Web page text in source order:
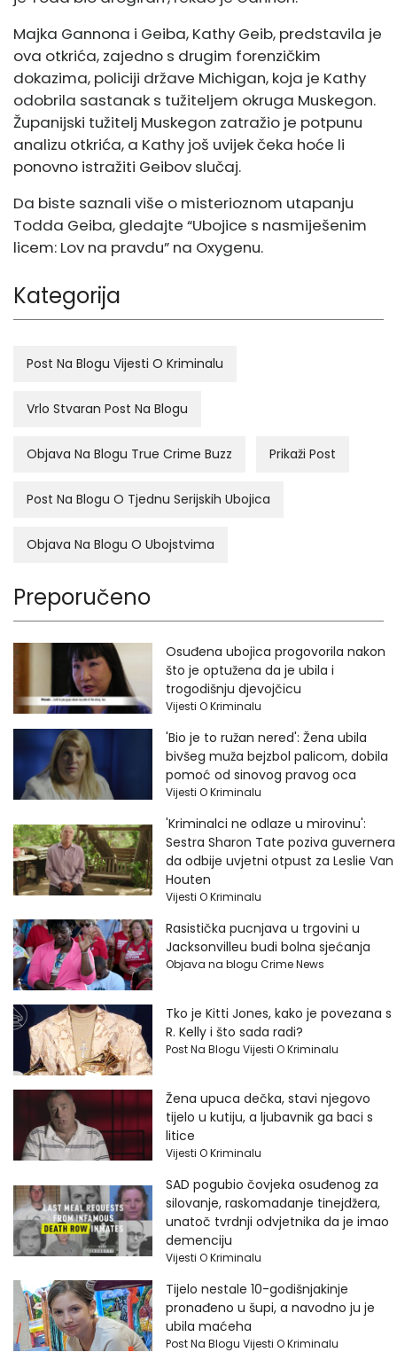
Majka Gannona i Geiba, Kathy Geib, predstavila je
ova otkrića, zajedno s drugim forenzičkim
dokazima, policiji države Michigan, koja je Kathy
odobrila sastanak s tužiteljem okruga Muskegon.
Županijski tužitelj Muskegon zatražio je potpunu
analizu otkrića, a Kathy još uvijek čeka hoće li
ponovno istražiti Geibov slučaj.
Da biste saznali više o misterioznom utapanju
Todda Geiba, gledajte “Ubojice s nasmiješenim
licem: Lov na pravdu” na Oxygenu.
Kategorija
Post Na Blogu Vijesti O Kriminalu
Vrlo Stvaran Post Na Blogu
Objava Na Blogu True Crime Buzz Prikaži Post
Post Na Blogu O Tjednu Serijskih Ubojica
Objava Na Blogu O Ubojstvima
Preporučeno
Osuđena ubojica progovorila nakon
što je optužena da je ubila i
trogodišnju djevojčicu
Vijesti O Kriminalu
'Bio je to ružan nered': Žena ubila
bivšeg muža bejzbol palicom, dobila
pomoć od sinovog pravog oca
Vijesti O Kriminalu
'Kriminalci ne odlaze u mirovinu':
Sestra Sharon Tate poziva guvernera
da odbije uvjetni otpust za Leslie Van
Houten
Vijesti O Kriminalu
Rasistička pucnjava u trgovini u
Jacksonvilleu budi bolna sjećanja
Objava na blogu Crime News
Tko je Kitti Jones, kako je povezana s
R. Kelly i što sada radi?
Post Na Blogu Vijesti O Kriminalu
Žena upuca dečka, stavi njegovo
tijelo u kutiju, a ljubavnik ga baci s
litice
Vijesti O Kriminalu
SAD pogubio čovjeka osuđenog za
silovanje, raskomadanje tinejdžera,
unatoč tvrdnji odvjetnika da je imao
demenciju
Vijesti O Kriminalu
Tijelo nestale 10-godišnjakinje
pronađeno u šupi, a navodno ju je
ubila maćeha
Post Na Blogu Vijesti O Kriminalu